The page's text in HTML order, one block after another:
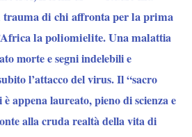
di chi affronta per la prima
la poliomielite. Una malattia
morte e segni indelebili e
l’attacco del virus. Il “sacro
appena laureato, pieno di scienza e
alla cruda realtà della vita di